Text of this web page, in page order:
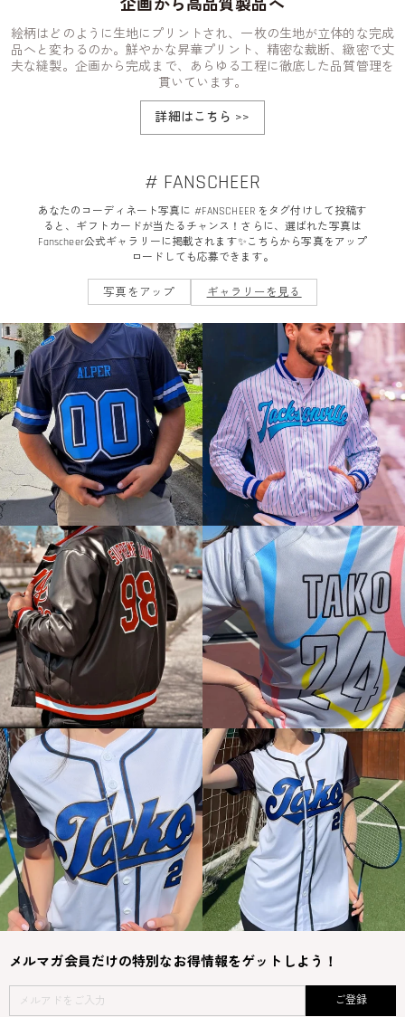
企画から高品質製品へ
絵柄はどのように生地にプリントされ、一枚の生地が立体的な完成
品へと変わるのか。鮮やかな昇華プリント、精密な裁断、緻密で丈
夫な縫製。企画から完成まで、あらゆる工程に徹底した品質管理を
貫いています。
詳細はこちら >>
# FANSCHEER
あなたのコーディネート写真に #FANSCHEER をタグ付けして投稿す
ると、ギフトカードが当たるチャンス！さらに、選ばれた写真は
Fanscheer公式ギャラリーに掲載されます✨こちらから写真をアップ
ロードしても応募できます。
写真をアップ ギャラリーを見る
メルマガ会員だけの特別なお得情報をゲットしよう！
ご登録